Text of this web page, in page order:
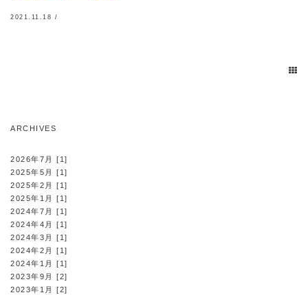
2021.11.18 /
ARCHIVES
2026年7月 [1]
2025年5月 [1]
2025年2月 [1]
2025年1月 [1]
2024年7月 [1]
2024年4月 [1]
2024年3月 [1]
2024年2月 [1]
2024年1月 [1]
2023年9月 [2]
2023年1月 [2]